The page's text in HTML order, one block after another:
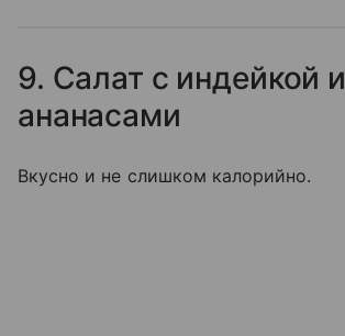
9. Салат с индейкой и
ананасами
Вкусно и не слишком калорийно.